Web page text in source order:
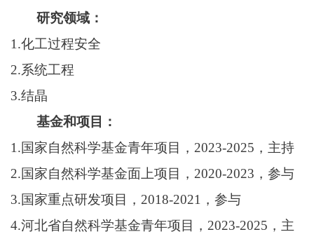
研究领域：
1.化工过程安全
2.系统工程
3.结晶
基金和项目：
1.国家自然科学基金青年项目，2023-2025，主持
2.国家自然科学基金面上项目，2020-2023，参与
3.国家重点研发项目，2018-2021，参与
4.河北省自然科学基金青年项目，2023-2025，主